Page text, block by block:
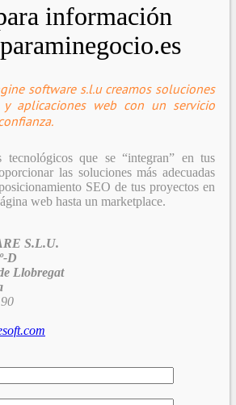
información
software s.l.u creamos soluciones
aplicaciones web con un servicio
tecnológicos que se “integran” en tus
las soluciones más adecuadas
SEO de tus proyectos en
web hasta un marketplace.
S.L.U.
D
Llobregat